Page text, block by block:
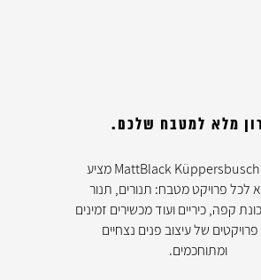
מלא למטבח שלכם.
קו העיצוב MattBlack Küppersbusch מציע
לכל פרויקט מטבח: תנורים, תנור
קפה, כיריים ועוד מכשירים זמינים
של עיצוב פנים נצחיים
ומתוחכמים.